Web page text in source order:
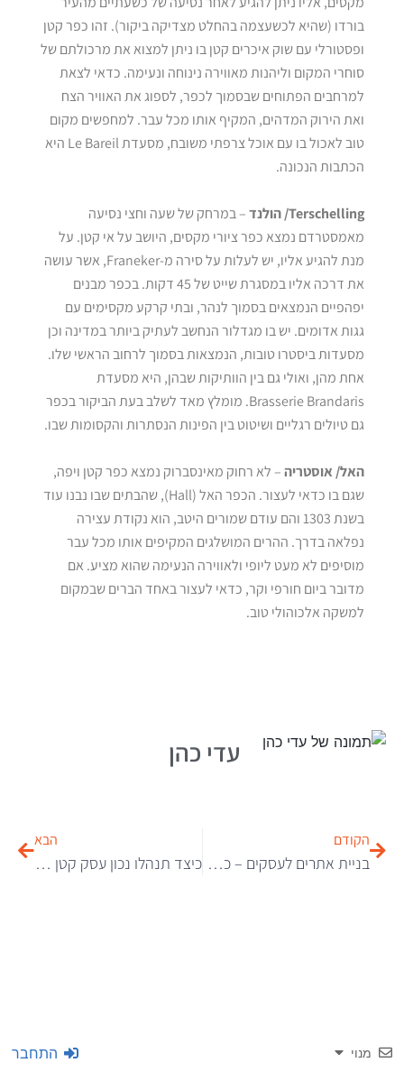
בורדו (שהיא לכשעצמה בהחלט מצדיקה ביקור). זהו כפר קטן
ופסטורלי עם שוק איכרים קטן בו ניתן למצוא את מרכולתם של
סוחרי המקום וליהנות מאווירה נינוחה ונעימה. כדאי לצאת
למרחבים הפתוחים שבסמוך לכפר, לספוג את האוויר הצח
ואת הירוק המדהים, המקיף אותו מכל עבר. למחפשים מקום
טוב לאכול בו עם אוכל צרפתי משובח, מסעדת Le Bareil היא
הכתבות הנכונה.
Terschelling/ הולנד– במרחק של שעה וחצי נסיעה
מאמסטרדם נמצא כפר ציורי מקסים, היושב על אי קטן. על
מנת להגיע אליו, יש לעלות על סירה מ-Franeker, אשר עושה
את דרכה אליו במסגרת שייט של 45 דקות. בכפר מבנים
יפהפיים הנמצאים בסמוך לנהר, ובתי קרקע מקסימים עם
גגות אדומים. יש בו מגדלור הנחשב לעתיק ביותר במדינה וכן
מסעדות ביסטרו טובות, הנמצאות בסמוך לרחוב הראשי שלו.
אחת מהן, ואולי גם בין הוותיקות שבהן, היא מסעדת
Brasserie Brandaris. מומלץ מאד לשלב בעת הביקור בכפר
גם טיולים רגליים ושיטוט בין הפינות הנסתרות והקסומות שבו.
האל/ אוסטריה– לא רחוק מאינסברוק נמצא כפר קטן ויפה,
שגם בו כדאי לעצור. הכפר האל (Hall), שהבתים שבו נבנו עוד
בשנת 1303 והם עודם שמורים היטב, הוא נקודת עצירה
נפלאה בדרך. ההרים המושלגים המקיפים אותו מכל עבר
מוסיפים לא מעט ליופי ולאווירה הנעימה שהוא מציע. אם
מדובר ביום חורפי וקר, כדאי לעצור באחד הברים שבמקום
למשקה אלכוהולי טוב.
עדי כהן
הקודם
בניית אתרים לעסקים – כל היתרונות
הבא
כיצד תנהלו נכון עסק קטן / בינוני?
מנוי התחבר